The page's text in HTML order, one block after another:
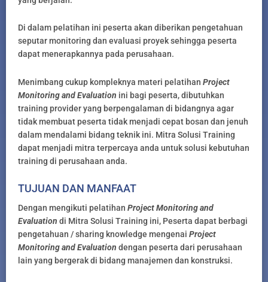
Di dalam pelatihan ini peserta akan diberikan pengetahuan
seputar monitoring dan evaluasi proyek sehingga peserta
dapat menerapkannya pada perusahaan.
Menimbang cukup kompleknya materi pelatihan Project
Monitoring and Evaluation ini bagi peserta, dibutuhkan
training provider yang berpengalaman di bidangnya agar
tidak membuat peserta tidak menjadi cepat bosan dan jenuh
dalam mendalami bidang teknik ini. Mitra Solusi Training
dapat menjadi mitra terpercaya anda untuk solusi kebutuhan
training di perusahaan anda.
TUJUAN DAN MANFAAT
Dengan mengikuti pelatihan Project Monitoring and
Evaluation di Mitra Solusi Training ini, Peserta dapat berbagi
pengetahuan / sharing knowledge mengenai Project
Monitoring and Evaluation dengan peserta dari perusahaan
lain yang bergerak di bidang manajemen dan konstruksi.